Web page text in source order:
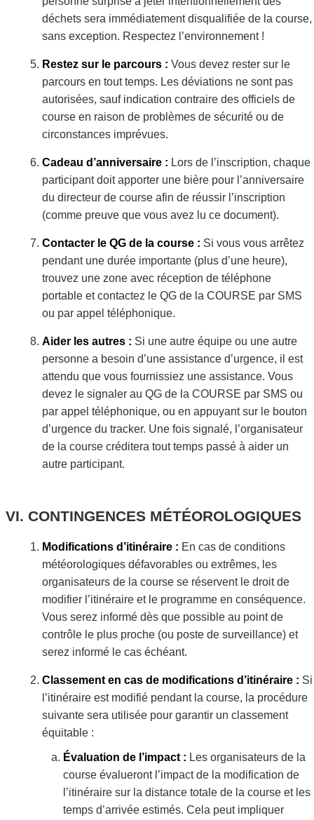
déchets sera immédiatement disqualifiée de la course,
sans exception. Respectez l’environnement !
Restez sur le parcours : Vous devez rester sur le
parcours en tout temps. Les déviations ne sont pas
autorisées, sauf indication contraire des officiels de
course en raison de problèmes de sécurité ou de
circonstances imprévues.
Cadeau d’anniversaire : Lors de l’inscription, chaque
participant doit apporter une bière pour l’anniversaire
du directeur de course afin de réussir l’inscription
(comme preuve que vous avez lu ce document).
Contacter le QG de la course : Si vous vous arrêtez
pendant une durée importante (plus d’une heure),
trouvez une zone avec réception de téléphone
portable et contactez le QG de la COURSE par SMS
ou par appel téléphonique.
Aider les autres : Si une autre équipe ou une autre
personne a besoin d’une assistance d’urgence, il est
attendu que vous fournissiez une assistance. Vous
devez le signaler au QG de la COURSE par SMS ou
par appel téléphonique, ou en appuyant sur le bouton
d’urgence du tracker. Une fois signalé, l’organisateur
de la course créditera tout temps passé à aider un
autre participant.
CONTINGENCES MÉTÉOROLOGIQUES
Modifications d’itinéraire : En cas de conditions
météorologiques défavorables ou extrêmes, les
organisateurs de la course se réservent le droit de
modifier l’itinéraire et le programme en conséquence.
Vous serez informé dès que possible au point de
contrôle le plus proche (ou poste de surveillance) et
serez informé le cas échéant.
Classement en cas de modifications d’itinéraire : Si
l’itinéraire est modifié pendant la course, la procédure
suivante sera utilisée pour garantir un classement
équitable :
Évaluation de l’impact : Les organisateurs de la
course évalueront l’impact de la modification de
l’itinéraire sur la distance totale de la course et les
temps d’arrivée estimés. Cela peut impliquer